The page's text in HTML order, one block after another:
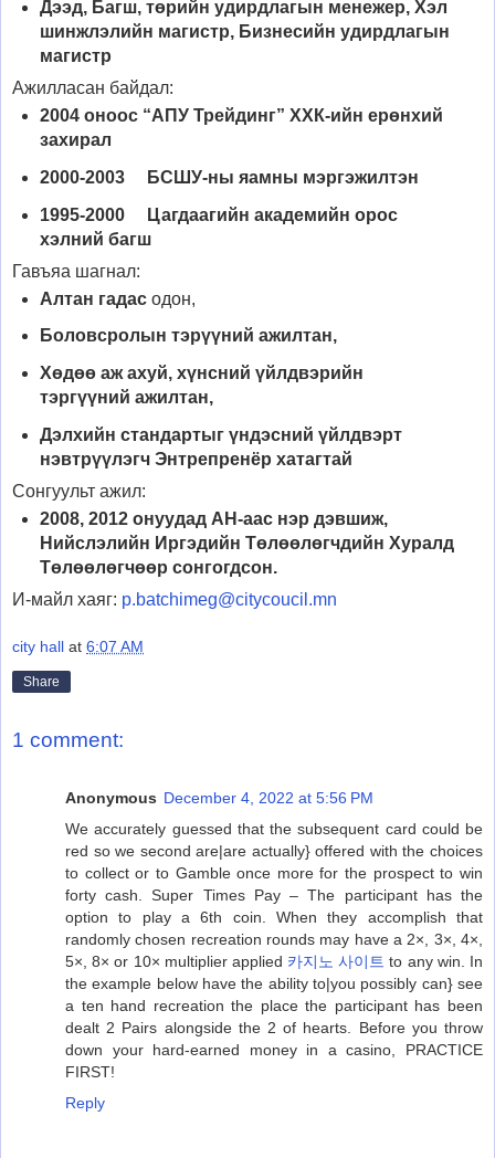
Дээд, Багш, төрийн удирдлагын менежер, Хэл
шинжлэлийн магистр, Бизнесийн удирдлагын
магистр
Ажилласан байдал:
2004 оноос “АПУ Трейдинг” ХХК-ийн ерөнхий
захирал
2000-2003 БСШУ-ны яамны мэргэжилтэн
1995-2000 Цагдаагийн академийн орос
хэлний багш
Гавъяа шагнал:
Алтан гадас одон,
Боловсролын тэрүүний ажилтан,
Хөдөө аж ахуй, хүнсний үйлдвэрийн
тэргүүний ажилтан,
Дэлхийн стандартыг үндэсний үйлдвэрт
нэвтрүүлэгч Энтрепренёр хатагтай
Сонгуульт ажил:
2008, 2012 онуудад АН-аас нэр дэвшиж,
Нийслэлийн Иргэдийн Төлөөлөгчдийн Хуралд
Төлөөлөгчөөр сонгогдсон.
И-майл хаяг: p.batchimeg@citycoucil.mn
city hall at 6:07 AM
Share
1 comment:
Anonymous December 4, 2022 at 5:56 PM
We accurately guessed that the subsequent card could be
red so we second are|are actually} offered with the choices
to collect or to Gamble once more for the prospect to win
forty cash. Super Times Pay – The participant has the
option to play a 6th coin. When they accomplish that
randomly chosen recreation rounds may have a 2×, 3×, 4×,
5×, 8× or 10× multiplier applied 카지노 사이트 to any win. In
the example below have the ability to|you possibly can} see
a ten hand recreation the place the participant has been
dealt 2 Pairs alongside the 2 of hearts. Before you throw
down your hard-earned money in a casino, PRACTICE
FIRST!
Reply